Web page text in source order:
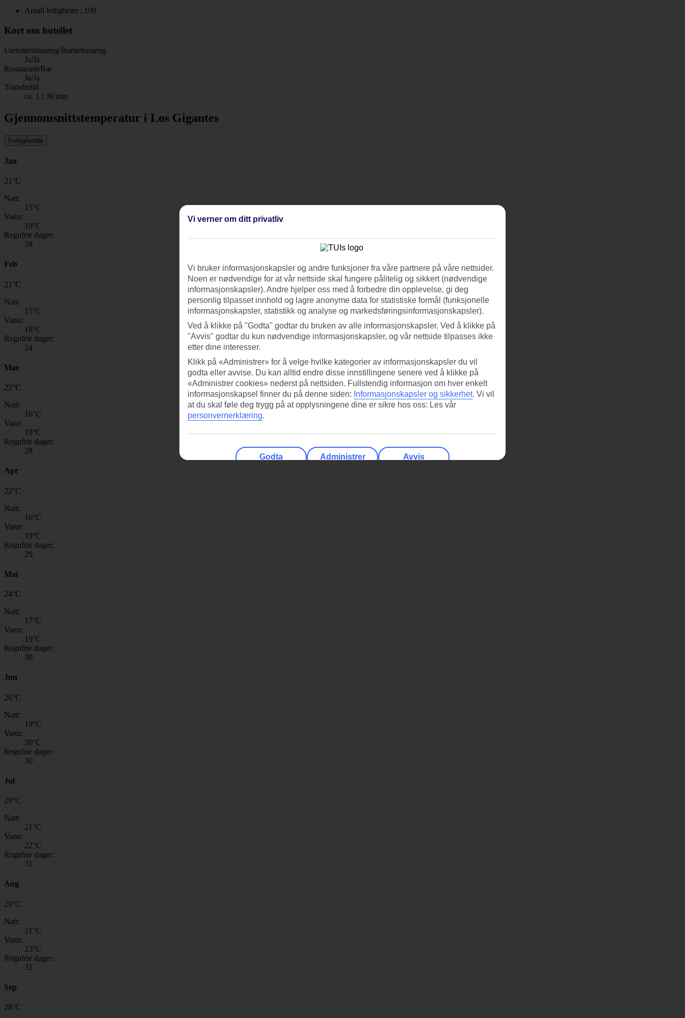
Antall leiligheter : 109
Kort om hotellet
Utendørsbasseng/Barnebasseng
Ja/Ja
Restaurant/Bar
Ja/Ja
Transfertid
ca. 1 t 30 min
Gjennomsnittstemperatur i Los Gigantes
Foregående
Jan
21 °C
Natt:
15°C
Vann:
19°C
Regnfrie dager:
28
Feb
21 °C
Natt:
15°C
Vann:
18°C
Regnfrie dager:
24
Mar
22°C
Natt:
16°C
Vann:
19°C
Regnfrie dager:
28
Apr
22°C
Natt:
16°C
Vann:
19°C
Regnfrie dager:
29
Mai
24°C
Natt:
17°C
Vann:
19°C
Regnfrie dager:
30
Jun
26°C
Natt:
19°C
Vann:
20°C
Regnfrie dager:
30
Jul
29°C
Natt:
21 °C
Vann:
22°C
Regnfrie dager:
31
Aug
29°C
Natt:
21 °C
Vann:
23°C
Regnfrie dager:
31
Sep
28°C
Vi verner om ditt privatliv
Vi bruker informasjonskapsler og andre funksjoner fra våre partnere på våre nettsider.
Noen er nødvendige for at vår nettside skal fungere pålitelig og sikkert (nødvendige
informasjonskapsler). Andre hjelper oss med å forbedre din opplevelse, gi deg
personlig tilpasset innhold og lagre anonyme data for statistiske formål (funksjonelle
informasjonskapsler, statistikk og analyse og markedsføringsinformasjonskapsler).
Ved å klikke på "Godta" godtar du bruken av alle informasjonskapsler. Ved å klikke på
"Avvis" godtar du kun nødvendige informasjonskapsler, og vår nettside tilpasses ikke
etter dine interesser.
Klikk på «Administrer» for å velge hvilke kategorier av informasjonskapsler du vil
godta eller avvise. Du kan alltid endre disse innstillingene senere ved å klikke på
«Administrer cookies» nederst på nettsiden. Fullstendig informasjon om hver enkelt
informasjonskapsel finner du på denne siden: Informasjonskapsler og sikkerhet. Vi vil
at du skal føle deg trygg på at opplysningene dine er sikre hos oss: Les vår
personvernerklæring.
Godta Administrer Avvis